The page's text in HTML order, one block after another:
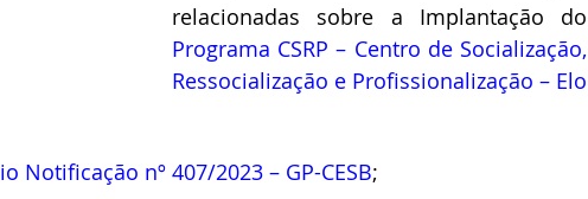
Programa CSRP – Centro de Socialização,
Ressocialização e Profissionalização – Elo
Notificação nº 407/2023 – GP-CESB;